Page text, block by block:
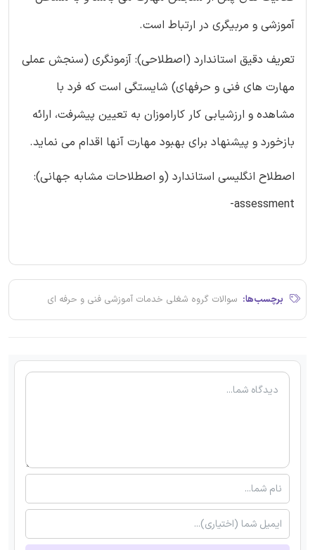
آموزشی و مربیگری در ارتباط است.
تعریف دقیق استاندارد (اصطلاحی): آزمونگری (سنجش عملی
مهارت های فنی و حرفهای) شایستگی است که فرد با
مشاهده و ارزشیابی کار کاراموزان به تعیین پیشرفت، ارائه
بازخورد و پیشنهاد برای بهبود مهارت آنها اقدام می نماید.
اصطلاح انگلیسی استاندارد (و اصطلاحات مشابه جهانی):
assessment-
برچسب‌ها: سوالات گروه شغلی خدمات آموزشی فنی و حرفه ای